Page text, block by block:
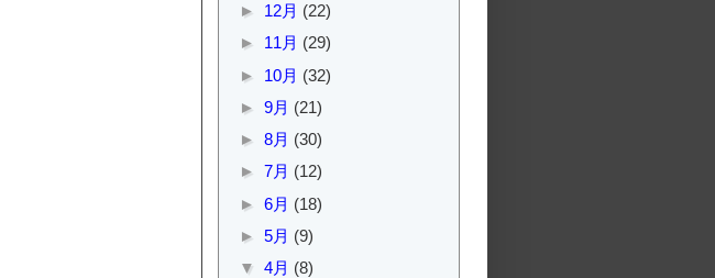
► 12月 (22)
► 11月 (29)
► 10月 (32)
► 9月 (21)
► 8月 (30)
► 7月 (12)
► 6月 (18)
► 5月 (9)
▼ 4月 (8)